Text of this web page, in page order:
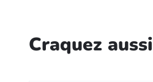
Craquez aussi